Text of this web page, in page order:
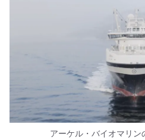
アーケル・バイオマリン